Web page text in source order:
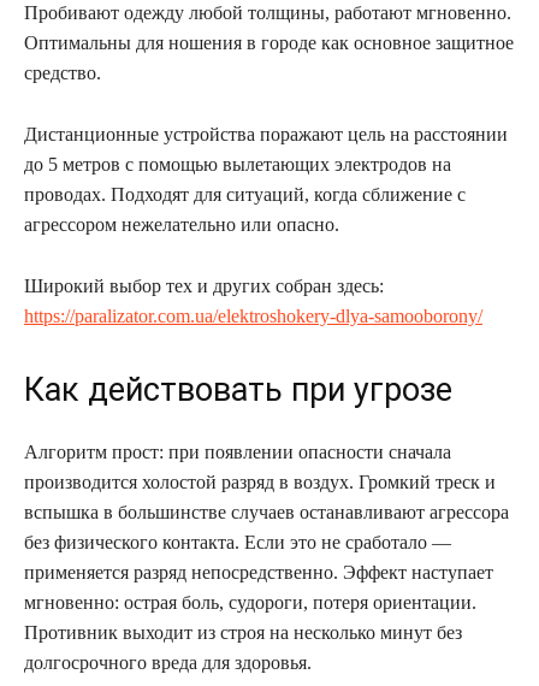
Пробивают одежду любой толщины, работают мгновенно.
Оптимальны для ношения в городе как основное защитное
средство.
Дистанционные устройства поражают цель на расстоянии
до 5 метров с помощью вылетающих электродов на
проводах. Подходят для ситуаций, когда сближение с
агрессором нежелательно или опасно.
Широкий выбор тех и других собран здесь:
https://paralizator.com.ua/elektroshokery-dlya-samooborony/
Как действовать при угрозе
Алгоритм прост: при появлении опасности сначала
производится холостой разряд в воздух. Громкий треск и
вспышка в большинстве случаев останавливают агрессора
без физического контакта. Если это не сработало —
применяется разряд непосредственно. Эффект наступает
мгновенно: острая боль, судороги, потеря ориентации.
Противник выходит из строя на несколько минут без
долгосрочного вреда для здоровья.